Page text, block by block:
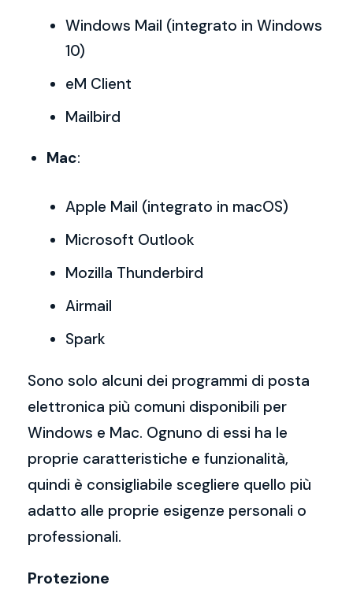
Windows Mail (integrato in Windows
10)
eM Client
Mailbird
Mac:
Apple Mail (integrato in macOS)
Microsoft Outlook
Mozilla Thunderbird
Airmail
Spark
Sono solo alcuni dei programmi di posta
elettronica più comuni disponibili per
Windows e Mac. Ognuno di essi ha le
proprie caratteristiche e funzionalità,
quindi è consigliabile scegliere quello più
adatto alle proprie esigenze personali o
professionali.
Protezione